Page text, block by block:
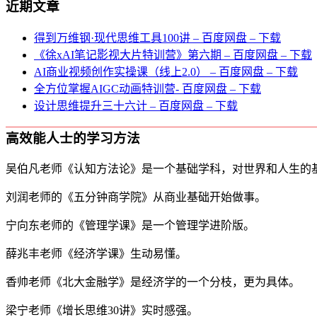
近期文章
得到万维钢·现代思维⼯具100讲 – 百度网盘 – 下载
《徐xAI笔记影视大片特训营》第六期 – 百度网盘 – 下载
AI商业视频创作实操课（线上2.0） – 百度网盘 – 下载
全方位掌握AIGC动画特训营- 百度网盘 – 下载
设计思维提升三十六计 – 百度网盘 – 下载
高效能人士的学习方法
吴伯凡老师《认知方法论》是一个基础学科，对世界和人生的
刘润老师的《五分钟商学院》从商业基础开始做事。
宁向东老师的《管理学课》是一个管理学进阶版。
薛兆丰老师《经济学课》生动易懂。
香帅老师《北大金融学》是经济学的一个分枝，更为具体。
梁宁老师《增长思维30讲》实时感强。